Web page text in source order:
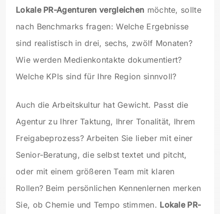
Lokale PR-Agenturen vergleichen möchte, sollte
nach Benchmarks fragen: Welche Ergebnisse
sind realistisch in drei, sechs, zwölf Monaten?
Wie werden Medienkontakte dokumentiert?
Welche KPIs sind für Ihre Region sinnvoll?
Auch die Arbeitskultur hat Gewicht. Passt die
Agentur zu Ihrer Taktung, Ihrer Tonalität, Ihrem
Freigabeprozess? Arbeiten Sie lieber mit einer
Senior-Beratung, die selbst textet und pitcht,
oder mit einem größeren Team mit klaren
Rollen? Beim persönlichen Kennenlernen merken
Sie, ob Chemie und Tempo stimmen. Lokale PR-